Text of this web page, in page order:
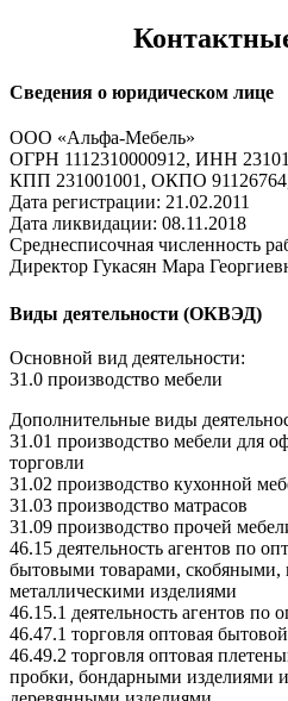
Сведения о юридическом лице
ООО «Альфа-Мебель»
ОГРН 1112310000912, ИНН
КПП 231001001, ОКПО
Дата регистрации: 21.02.2011
Дата ликвидации: 08.11.2018
Среднесписочная численность
Директор Гукасян Мара
Виды деятельности (ОКВЭД)
Основной вид деятельности:
31.0 производство мебели
Дополнительные виды
31.01 производство мебели для
торговли
31.02 производство кухонной
31.03 производство матрасов
31.09 производство прочей
46.15 деятельность агентов по
бытовыми товарами,
металлическими изделиями
46.15.1 деятельность агентов по
46.47.1 торговля оптовая
46.49.2 торговля оптовая
пробки, бондарными изделиями